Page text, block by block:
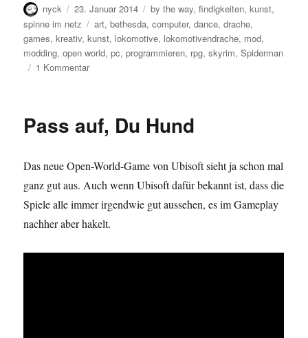
Autor
nyck
Veröffentlicht
am
23. Januar 2014 Kategorien
by the way,findigkeiten,kunst,
spinne im netz
Schlagwörter
art,bethesda,computer,dance,drache,
games,kreativ,kunst, lokomotive, lokomotivendrache, mod,
modding,open world,pc,programmieren, rpg,skyrim,Spiderman
1 Kommentarzu
Pass auf, Du Hund
Das neue Open-World-Game von Ubisoft sieht ja schon mal
ganz gut aus. Auch wenn Ubisoft dafür bekannt ist, dass die
Spiele alle immer irgendwie gut aussehen, es im Gameplay
nachher aber hakelt.